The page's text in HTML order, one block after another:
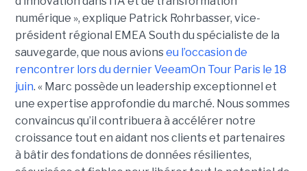
numérique », explique Patrick Rohrbasser, vice-
président régional EMEA South du spécialiste de la
sauvegarde, que nous avionseu l’occasion de
rencontrer lors du dernier VeeamOn Tour Paris le 18
juin. « Marc possède un leadership exceptionnel et
une expertise approfondie du marché. Nous sommes
convaincus qu’il contribuera à accélérer notre
croissance tout en aidant nos clients et partenaires
à bâtir des fondations de données résilientes,